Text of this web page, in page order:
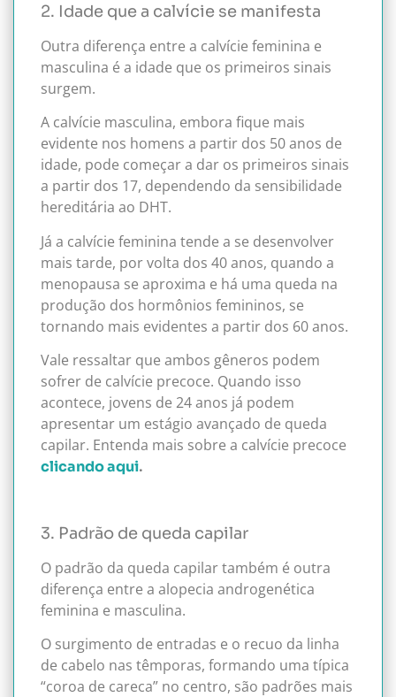
2. Idade que a calvície se manifesta
Outra diferença entre a calvície feminina e
masculina é a idade que os primeiros sinais
surgem.
A calvície masculina, embora fique mais
evidente nos homens a partir dos 50 anos de
idade, pode começar a dar os primeiros sinais
a partir dos 17, dependendo da sensibilidade
hereditária ao DHT.
Já a calvície feminina tende a se desenvolver
mais tarde, por volta dos 40 anos, quando a
menopausa se aproxima e há uma queda na
produção dos hormônios femininos, se
tornando mais evidentes a partir dos 60 anos.
Vale ressaltar que ambos gêneros podem
sofrer de calvície precoce. Quando isso
acontece, jovens de 24 anos já podem
apresentar um estágio avançado de queda
capilar. Entenda mais sobre a calvície precoce
clicando aqui.
3. Padrão de queda capilar
O padrão da queda capilar também é outra
diferença entre a alopecia androgenética
feminina e masculina.
O surgimento de entradas e o recuo da linha
de cabelo nas têmporas, formando uma típica
“coroa de careca” no centro, são padrões mais